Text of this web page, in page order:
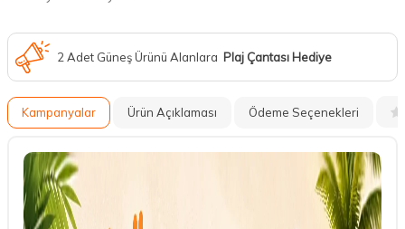
2 Adet Güneş Ürünü Alanlara Plaj Çantası Hediye
Kampanyalar Ürün Açıklaması Ödeme Seçenekleri